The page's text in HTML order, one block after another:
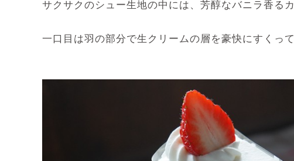
サクサクのシュー生地の中には、芳醇なバニラ香る
一口目は羽の部分で生クリームの層を豪快にすくっ